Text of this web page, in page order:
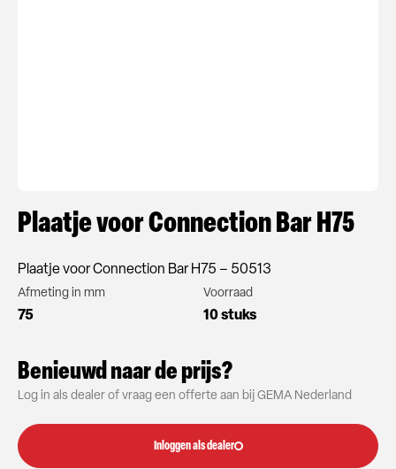
Plaatje voor Connection Bar H75
Plaatje voor Connection Bar H75 – 50513
Afmeting in mm
75
Voorraad
10 stuks
Benieuwd naar de prijs?
Log in als dealer of vraag een offerte aan bij GEMA Nederland
Inloggen als dealer